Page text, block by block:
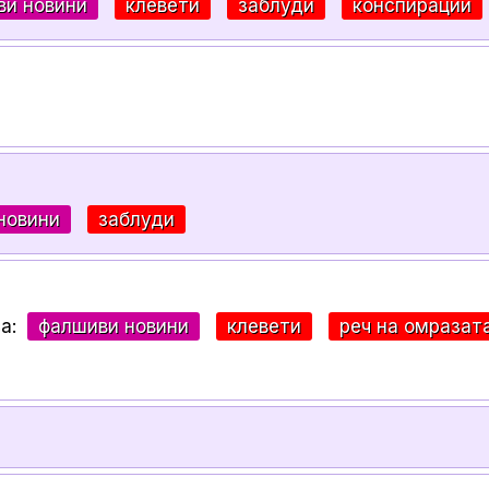
новини клевети заблуди конспирации
заблуди
фалшиви новини клевети реч на